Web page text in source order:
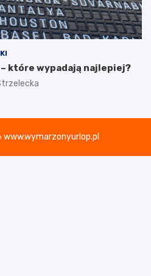
które wypadają najlepiej?
www.wymarzonyurlop.pl